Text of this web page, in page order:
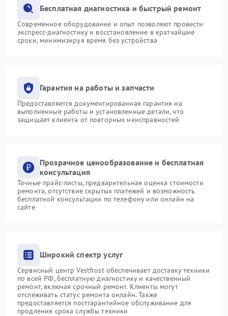
Бесплатная диагностика и быстрый ремонт
Современное оборудование и опыт позволяют провести
экспресс-диагностику и восстановление в кратчайшие
сроки, минимизируя время без устройства
Гарантия на работы и запчасти
Предоставляется документированная гарантия на
выполненные работы и установленные детали, что
защищает клиента от повторных неисправностей
Прозрачное ценообразование и бесплатная
консультация
Точные прайс-листы, предварительная оценка стоимости
ремонта, отсутствие скрытых платежей и возможность
бесплатной консультации по телефону или онлайн на
сайте
Широкий спектр услуг
Сервисный центр Vestfrost обеспечивает доставку техники
по всей РФ, бесплатную диагностику и качественный
ремонт, включая срочный ремонт. Клиенты могут
отслеживать статус ремонта онлайн. Также
предоставляется постгарантийное обслуживание для
продления срока службы техники